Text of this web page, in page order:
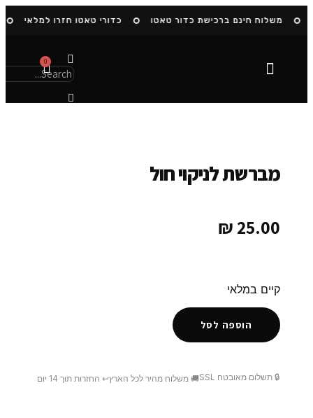
משלוח חינם ברכישת כדור טאטו כדורי טאטו חזרו למלאי
0
מברשת לניקוי חול
25.00
₪
קיים במלאי
הוספה לסל
🔒 תשלום מאובטח SSL 🚚 משלוח מהיר לכל הארץ↩️ החזרות תוך 14 יום